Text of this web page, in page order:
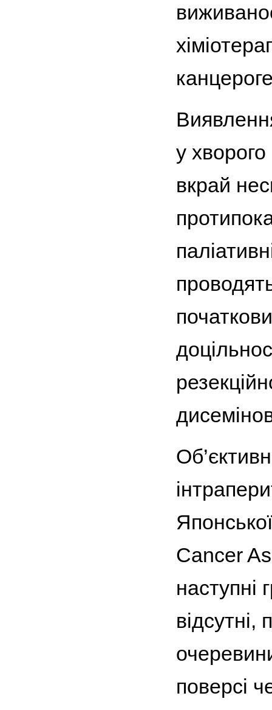
у
вкрай
Cancer
наступні
відсутні,
поверсі